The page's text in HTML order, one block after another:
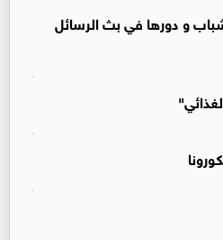
و دورها في بث الرسائل